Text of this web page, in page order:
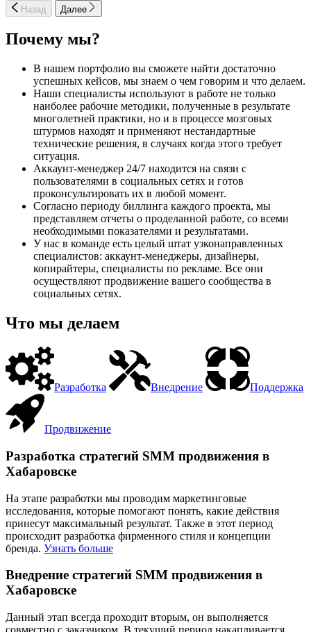
Назад Далее
Почему мы?
В нашем портфолио вы сможете найти достаточно
успешных кейсов, мы знаем о чем говорим и что делаем.
Наши специалисты используют в работе не только
наиболее рабочие методики, полученные в результате
многолетней практики, но и в процессе мозговых
штурмов находят и применяют нестандартные
технические решения, в случаях когда этого требует
ситуация.
Аккаунт-менеджер 24/7 находится на связи с
пользователями в социальных сетях и готов
проконсультировать их в любой момент.
Согласно периоду биллинга каждого проекта, мы
представляем отчеты о проделанной работе, со всеми
необходимыми показателями и результатами.
У нас в команде есть целый штат узконаправленных
специалистов: аккаунт-менеджеры, дизайнеры,
копирайтеры, специалисты по рекламе. Все они
осуществляют продвижение вашего сообщества в
социальных сетях.
Что мы делаем
Разработка Внедрение Поддержка
Продвижение
Разработка стратегий SMM продвижения в
Хабаровске
На этапе разработки мы проводим маркетинговые
исследования, которые помогают понять, какие действия
принесут максимальный результат. Также в этот период
происходит разработка фирменного стиля и концепции
бренда. Узнать больше
Внедрение стратегий SMM продвижения в
Хабаровске
Данный этап всегда проходит вторым, он выполняется
совместно с заказчиком. В текущий период накапливается